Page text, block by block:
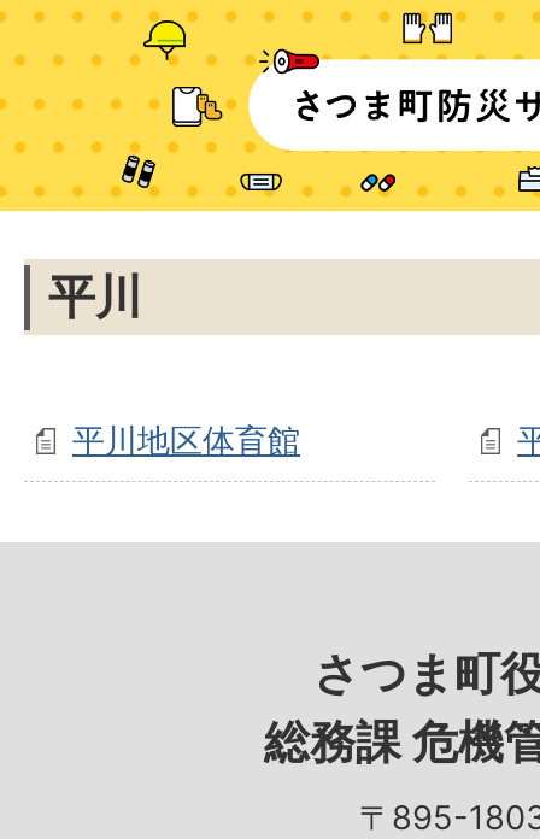
平川
平川地区体育館
さつま町
総務課 危機
〒895-